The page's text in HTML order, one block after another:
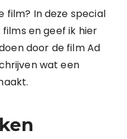
film? In deze special
en geef ik hier
door de film Ad
wat een